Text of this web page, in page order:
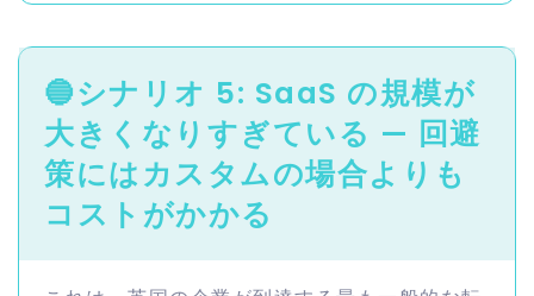
🔵シナリオ 5: SaaS の規模が
大きくなりすぎている — 回避
策にはカスタムの場合よりも
コストがかかる